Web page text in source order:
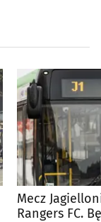
Mecz
Rangers FC.